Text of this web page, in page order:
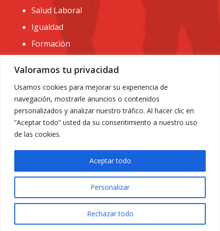
Valoramos tu privacidad
Usamos cookies para mejorar su experiencia de
navegación, mostrarle anuncios o contenidos
personalizados y analizar nuestro tráfico. Al hacer clic en
“Aceptar todo” usted da su consentimiento a nuestro uso
de las cookies.
Personalizar
Rechazar todo
Aceptar todo
Salud Laboral
Igualdad
Formación
CONTACTO:
administracion@usomurcia.org
968 25 01 20
C/ Huerto de las bombas nº6. 30009 Murcia
Privacidad|
© 2018 Todos los derechos reservados. Diseño web
ACRILONIA